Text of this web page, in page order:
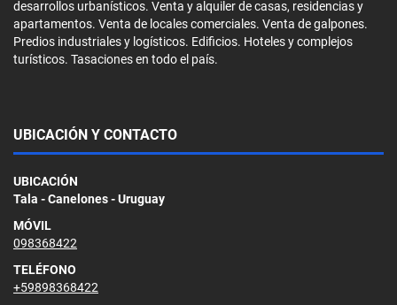
desarrollos urbanísticos. Venta y alquiler de casas, residencias y
apartamentos. Venta de locales comerciales. Venta de galpones.
Predios industriales y logísticos. Edificios. Hoteles y complejos
turísticos. Tasaciones en todo el país.
UBICACIÓN Y CONTACTO
UBICACIÓN
Tala - Canelones - Uruguay
MÓVIL
098368422
TELÉFONO
+59898368422